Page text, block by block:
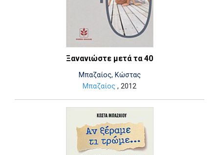
Ξανανιώστε μετά τα 40
Μπαζαίος, Κώστας
Μπαζαίος , 2012